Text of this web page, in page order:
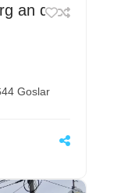
an der Saale
Goslar